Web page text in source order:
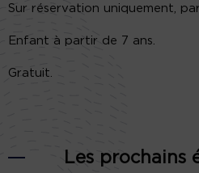
Sur réservation uniquement,
Enfant à partir de 7 ans.
Gratuit.
Les prochains